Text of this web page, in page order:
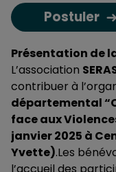
Postuler
Présentation de
L’association
contribuer à
départemental
face aux
janvier 2025 à
Yvette).Les